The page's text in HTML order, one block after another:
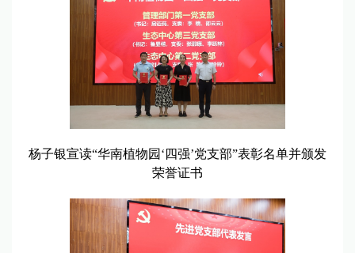
杨子银宣读“华南植物园‘四强’党支部”表彰名单并颁发
荣誉证书